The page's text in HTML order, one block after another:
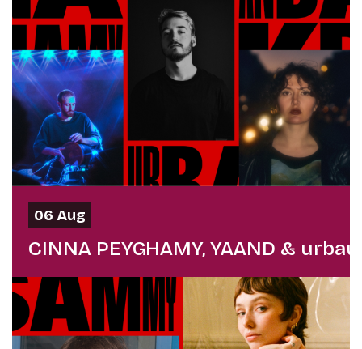
06 Aug
CINNA PEYGHAMY, YAAND & urbau